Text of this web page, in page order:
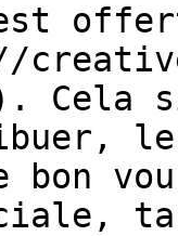
Cela
bon